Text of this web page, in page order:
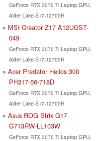
GeForce RTX 3070 Ti Laptop GPU,
Alder Lake-S i7-12700H
MSI Creator Z17 A12UGST-
049
GeForce RTX 3070 Ti Laptop GPU,
Alder Lake-S i7-12700H
Acer Predator Helios 300
PH317-56-718D
GeForce RTX 3070 Ti Laptop GPU,
Alder Lake-S i7-12700H
Asus ROG Strix G17
G713RW-LL103W
GeForce RTX 3070 Ti Laptop GPU,